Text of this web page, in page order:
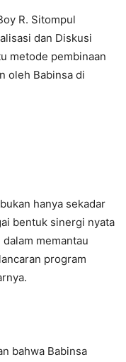
R. Sitompul
dan Diskusi
metode pembinaan
oleh Babinsa di
hanya sekadar
bentuk sinergi nyata
memantau
program
bahwa Babinsa